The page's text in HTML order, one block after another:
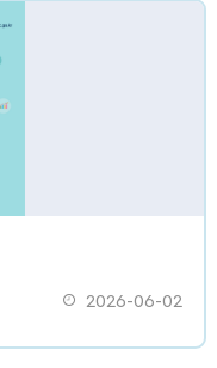
2026-06-02